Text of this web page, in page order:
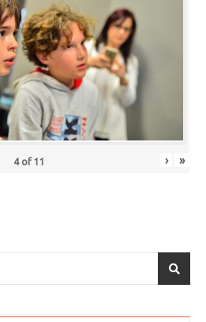
4of 11 › »